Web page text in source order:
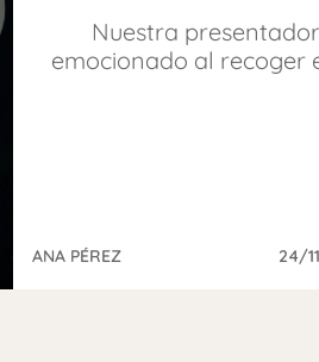
Nuestra
emocionado al recoger
ANA PÉREZ 24/